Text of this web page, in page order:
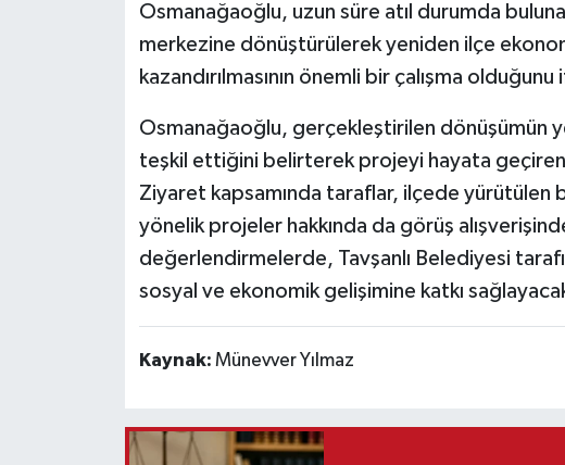
Osmanağaoğlu, uzun süre atıl durumda
merkezine dönüştürülerek yeniden ilçe
kazandırılmasının önemli bir çalışma
Osmanağaoğlu, gerçekleştirilen dönüşümün
teşkil ettiğini belirterek projeyi hayata
Ziyaret kapsamında taraflar, ilçede
yönelik projeler hakkında da görüş
değerlendirmelerde, Tavşanlı Belediyesi
sosyal ve ekonomik gelişimine katkı
Kaynak: Münevver Yılmaz